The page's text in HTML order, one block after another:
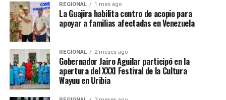
REGIONAL 1 mes ago
La Guajira habilita centro de acopio para
apoyar a familias afectadas en Venezuela
REGIONAL 2 meses ago
Gobernador Jairo Aguilar participó en la
apertura del XXXI Festival de la Cultura
Wayuu en Uribia